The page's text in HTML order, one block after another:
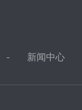
新闻中心